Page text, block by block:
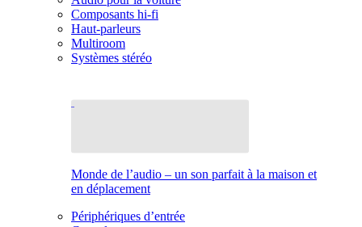
Composants hi-fi
Haut-parleurs
Multiroom
Systèmes stéréo
Monde de l’audio – un son parfait à la maison et
en déplacement
Périphériques d’entrée